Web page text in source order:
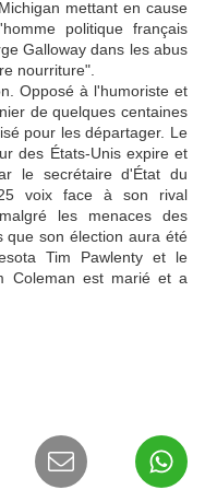
mettant en cause
politique français
Galloway dans les abus
nourriture".
Opposé à l'humoriste et
de quelques centaines
pour les départager. Le
des États-Unis expire et
le secrétaire d'État du
voix face à son rival
les menaces des
que son élection aura été
Tim Pawlenty et le
Coleman est marié et a